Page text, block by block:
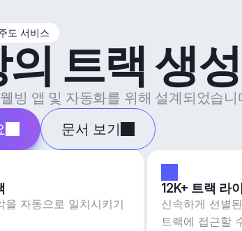
도 서비스
트랙 생성
빙 앱 및 자동화를 위해 설계되었습니
문서 보기
을 자동으로 일치시키기
12K+ 트랙 라
신속하게 선별
트랙에 접근할